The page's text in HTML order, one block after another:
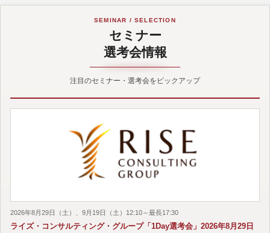
SEMINAR / SELECTION
セミナー
選考会情報
注目のセミナー・選考会をピックアップ
2026年8月29日（土）、9月19日（土）12:10～最長17:30
ライズ・コンサルティング・グループ「1Day選考会」2026年8月29日